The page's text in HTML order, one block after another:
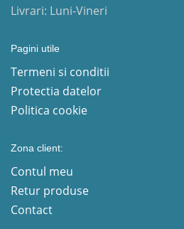
Livrari: Luni-Vineri
Pagini utile
Termeni si conditii
Protectia datelor
Politica cookie
Zona client:
Contul meu
Retur produse
Contact